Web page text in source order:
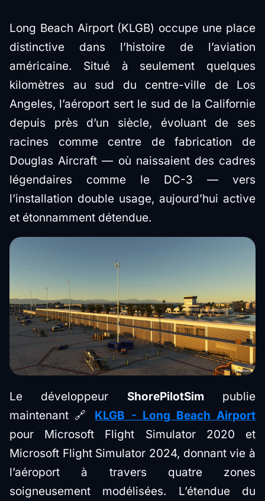
Long Beach Airport (KLGB) occupe une place
distinctive dans l’histoire de l’aviation
américaine. Situé à seulement quelques
kilomètres au sud du centre-ville de Los
Angeles, l’aéroport sert le sud de la Californie
depuis près d’un siècle, évoluant de ses
racines comme centre de fabrication de
Douglas Aircraft — où naissaient des cadres
légendaires comme le DC-3 — vers
l’installation double usage, aujourd’hui active
et étonnamment détendue.
Le développeur ShorePilotSimpublie
maintenant 🔗 KLGB - Long Beach Airport
pour Microsoft Flight Simulator 2020 et
Microsoft Flight Simulator 2024, donnant vie à
l’aéroport à travers quatre zones
soigneusement modélisées. L’étendue du